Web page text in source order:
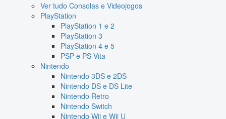
Ver tudo Consolas e Videojogos
PlayStation
PlayStation 1 e 2
PlayStation 3
PlayStation 4 e 5
PSP e PS Vita
Nintendo
Nintendo 3DS e 2DS
Nintendo DS e DS Lite
Nintendo Retro
Nintendo Switch
Nintendo Wii e Wii U